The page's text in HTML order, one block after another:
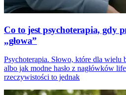
Co to jest psychoterapia, gdy
„głowa”
Psychoterapia. Słowo, które dla wielu
albo jak modne hasło z nagłówków
rzeczywistości to jednak